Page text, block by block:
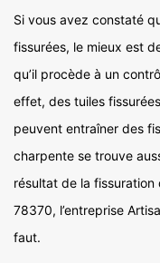
Si vous avez constaté
fissurées, le mieux est
qu’il procède à un
effet, des tuiles
peuvent entraîner des
charpente se trouve
résultat de la fissuration
78370, l’entreprise
faut.